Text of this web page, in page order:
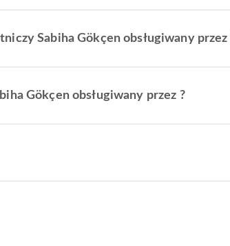
Sabiha Gökçen obsługiwany przez
Gökçen obsługiwany przez ?